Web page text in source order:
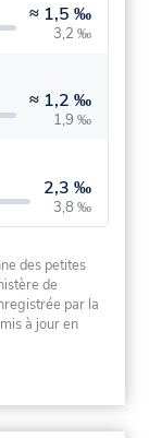
≈ 1,5 ‰
3,2 ‰
≈ 1,2 ‰
1,9 ‰
2,3 ‰
3,8 ‰
des petites
de
par la
à jour en